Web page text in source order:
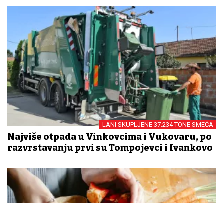
LANI SKUPLJENE 37.234 TONE SMEĆA
Najviše otpada u Vinkovcima i Vukovaru, po
razvrstavanju prvi su Tompojevci i Ivankovo